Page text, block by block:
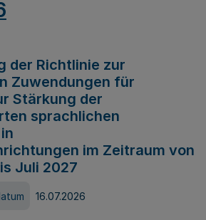
der Richtlinie zur
Zuwendungen für
Stärkung der
sprachlichen
im Zeitraum von
Juli 2027
16.07.2026